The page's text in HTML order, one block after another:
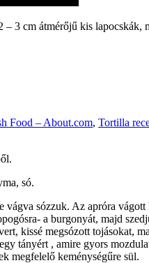
3 cm átmérőjű kis
Food – About.com, Tortilla
só.
sózzuk. Az apróra
a burgonyát, majd
kissé megsózott tojásokat,
tányért , amire gyors
megfelelő keménységűre sül.